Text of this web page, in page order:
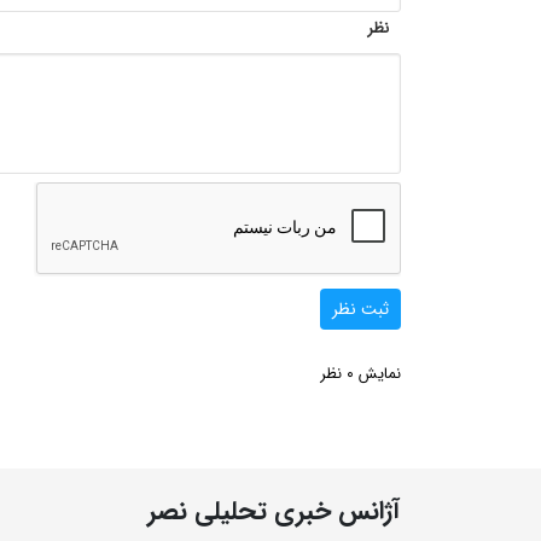
نظر
ثبت نظر
نمایش 0 نظر
آژانس خبری تحلیلی نصر